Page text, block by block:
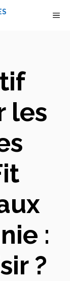
les
:
?